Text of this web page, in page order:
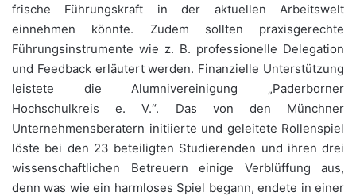
frische Führungskraft in der aktuellen Arbeitswelt
einnehmen könnte. Zudem sollten praxisgerechte
Führungsinstrumente wie z. B. professionelle Delegation
und Feedback erläutert werden. Finanzielle Unterstützung
leistete die Alumnivereinigung „Paderborner
Hochschulkreis e. V.“. Das von den Münchner
Unternehmensberatern initiierte und geleitete Rollenspiel
löste bei den 23 beteiligten Studierenden und ihren drei
wissenschaftlichen Betreuern einige Verblüffung aus,
denn was wie ein harmloses Spiel begann, endete in einer